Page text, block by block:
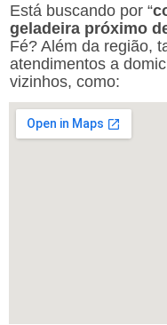
Está buscando por “
geladeira próximo
Fé? Além da região,
atendimentos a
vizinhos, como: